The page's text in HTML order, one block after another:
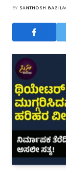
BY SANTHOSH